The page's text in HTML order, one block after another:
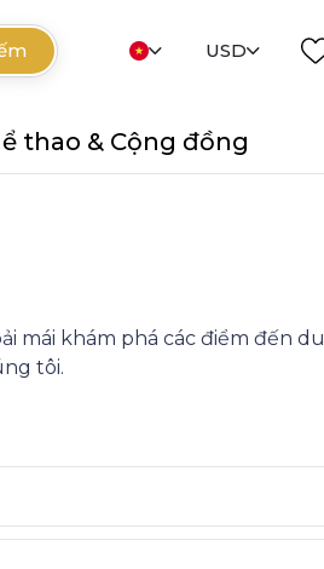
USD
thao & Cộng đồng
mái khám phá các điểm đến du
tôi.